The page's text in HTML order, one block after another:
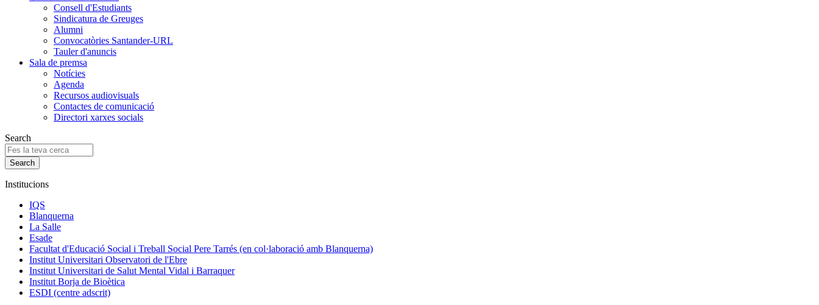
Consell d'Estudiants
Sindicatura de Greuges
Alumni
Convocatòries Santander-URL
Tauler d'anuncis
Sala de premsa
Notícies
Agenda
Recursos audiovisuals
Contactes de comunicació
Directori xarxes socials
Search
Institucions
IQS
Blanquerna
La Salle
Esade
Facultat d'Educació Social i Treball Social Pere Tarrés (en col·laboració amb Blanquerna)
Institut Universitari Observatori de l'Ebre
Institut Universitari de Salut Mental Vidal i Barraquer
Institut Borja de Bioètica
ESDI (centre adscrit)